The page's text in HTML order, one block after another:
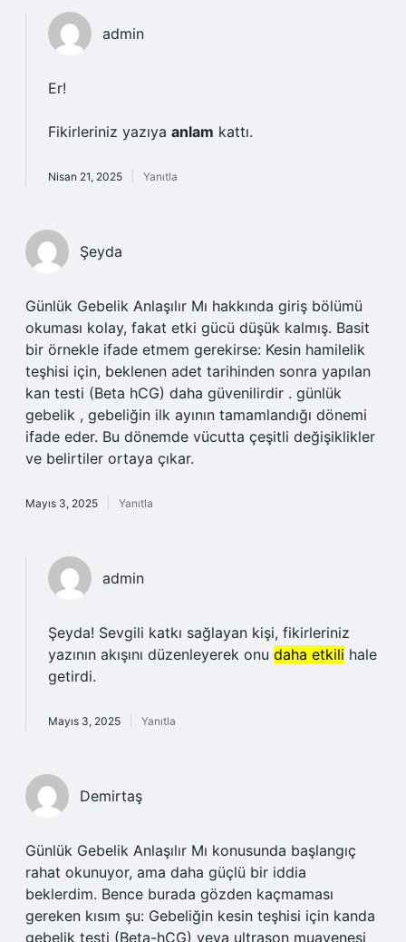
admin
Er!
Fikirleriniz yazıya anlam kattı.
Nisan 21, 2025 Yanıtla
Şeyda
Günlük Gebelik Anlaşılır Mı hakkında giriş bölümü
okuması kolay, fakat etki gücü düşük kalmış. Basit
bir örnekle ifade etmem gerekirse: Kesin hamilelik
teşhisi için, beklenen adet tarihinden sonra yapılan
kan testi (Beta hCG) daha güvenilirdir . günlük
gebelik , gebeliğin ilk ayının tamamlandığı dönemi
ifade eder. Bu dönemde vücutta çeşitli değişiklikler
ve belirtiler ortaya çıkar.
Mayıs 3, 2025 Yanıtla
admin
Şeyda! Sevgili katkı sağlayan kişi, fikirleriniz
yazının akışını düzenleyerek onu daha etkili hale
getirdi.
Mayıs 3, 2025 Yanıtla
Demirtaş
Günlük Gebelik Anlaşılır Mı konusunda başlangıç
rahat okunuyor, ama daha güçlü bir iddia
beklerdim. Bence burada gözden kaçmaması
gereken kısım şu: Gebeliğin kesin teşhisi için kanda
gebelik testi (Beta-hCG) veya ultrason muayenesi